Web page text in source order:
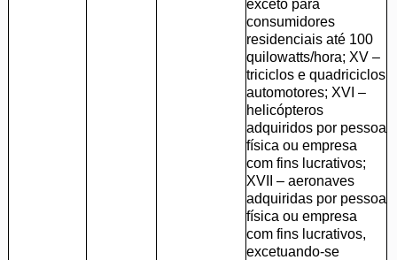
exceto para
consumidores
residenciais até 100
quilowatts/hora; XV –
triciclos e quadriciclos
automotores; XVI –
helicópteros
adquiridos por pessoa
física ou empresa
com fins lucrativos;
XVII – aeronaves
adquiridas por pessoa
física ou empresa
com fins lucrativos,
excetuando-se